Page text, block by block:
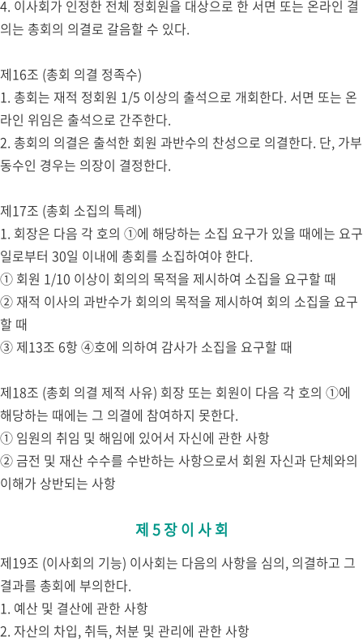
4. 이사회가 인정한 전체 정회원을 대상으로 한 서면 또는 온라인 결
의는 총회의 의결로 갈음할 수 있다.
제16조 (총회 의결 정족수)
1. 총회는 재적 정회원 1/5 이상의 출석으로 개회한다. 서면 또는 온
라인 위임은 출석으로 간주한다.
2. 총회의 의결은 출석한 회원 과반수의 찬성으로 의결한다. 단, 가부
동수인 경우는 의장이 결정한다.
제17조 (총회 소집의 특례)
1. 회장은 다음 각 호의 ①에 해당하는 소집 요구가 있을 때에는 요구
일로부터 30일 이내에 총회를 소집하여야 한다.
① 회원 1/10 이상이 회의의 목적을 제시하여 소집을 요구할 때
② 재적 이사의 과반수가 회의의 목적을 제시하여 회의 소집을 요구
할 때
③ 제13조 6항 ④호에 의하여 감사가 소집을 요구할 때
제18조 (총회 의결 제적 사유) 회장 또는 회원이 다음 각 호의 ①에
해당하는 때에는 그 의결에 참여하지 못한다.
① 임원의 취임 및 해임에 있어서 자신에 관한 사항
② 금전 및 재산 수수를 수반하는 사항으로서 회원 자신과 단체와의
이해가 상반되는 사항
제 5 장 이 사 회
제19조 (이사회의 기능) 이사회는 다음의 사항을 심의, 의결하고 그
결과를 총회에 부의한다.
1. 예산 및 결산에 관한 사항
2. 자산의 차입, 취득, 처분 및 관리에 관한 사항